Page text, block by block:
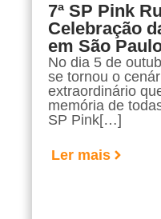
7ª SP Pink
Celebração
em São
No dia 5 de
se tornou o
extraordinário
memória de
SP Pink[…]
Ler mais